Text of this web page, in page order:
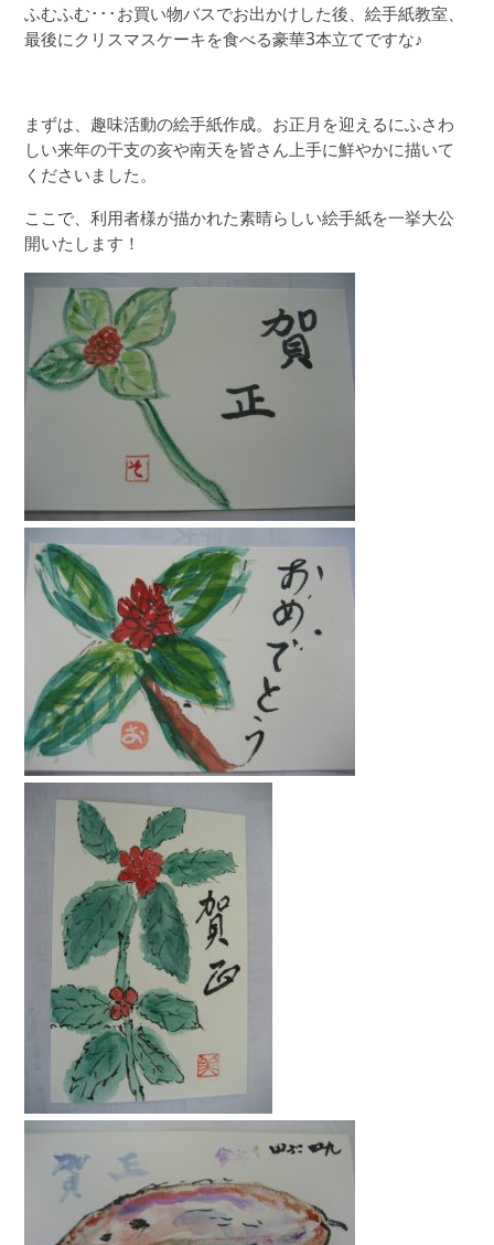
ふむふむ･･･お買い物バスでお出かけした後、絵手紙教室、
最後にクリスマスケーキを食べる豪華3本立てですな♪
まずは、趣味活動の絵手紙作成。お正月を迎えるにふさわ
しい来年の干支の亥や南天を皆さん上手に鮮やかに描いて
くださいました。
ここで、利用者様が描かれた素晴らしい絵手紙を一挙大公
開いたします！